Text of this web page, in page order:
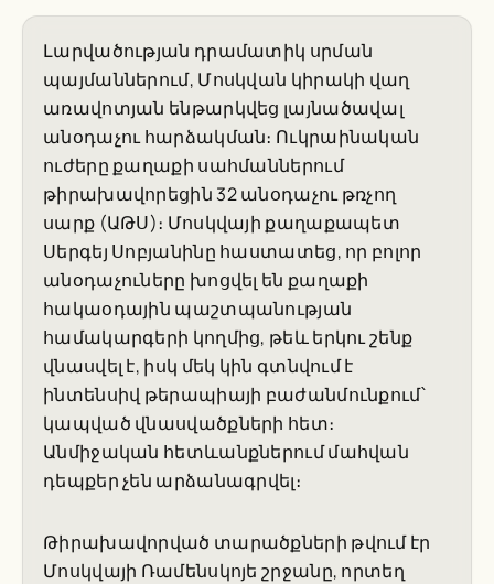
Լարվածության դրամատիկ սրման
պայմաններում, Մոսկվան կիրակի վաղ
առավոտյան ենթարկվեց լայնածավալ
անօդաչու հարձակման։ Ուկրաինական
ուժերը քաղաքի սահմաններում
թիրախավորեցին 32 անօդաչու թռչող
սարք (ԱԹՍ)։ Մոսկվայի քաղաքապետ
Սերգեյ Սոբյանինը հաստատեց, որ բոլոր
անօդաչուները խոցվել են քաղաքի
հակաօդային պաշտպանության
համակարգերի կողմից, թեև երկու շենք
վնասվել է, իսկ մեկ կին գտնվում է
ինտենսիվ թերապիայի բաժանմունքում՝
կապված վնասվածքների հետ։
Անմիջական հետևանքներում մահվան
դեպքեր չեն արձանագրվել։
Թիրախավորված տարածքների թվում էր
Մոսկվայի Ռամենսկոյե շրջանը, որտեղ